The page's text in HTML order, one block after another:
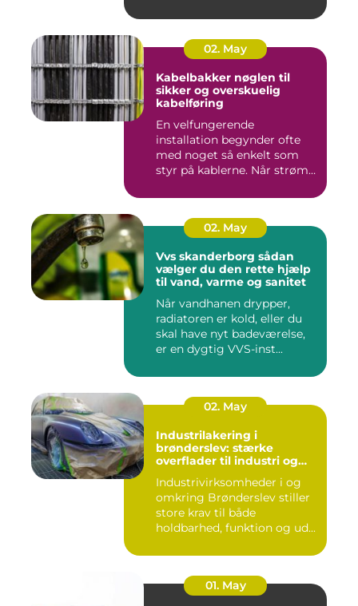
02. May
Kabelbakker nøglen til
sikker og overskuelig
kabelføring
En velfungerende
installation begynder ofte
med noget så enkelt som
styr på kablerne. Når strøm-,
02. May
Vvs skanderborg sådan
vælger du den rette hjælp
til vand, varme og sanitet
Når vandhanen drypper,
radiatoren er kold, eller du
skal have nyt badeværelse,
er en dygtig VVS-inst...
02. May
Industrilakering i
brønderslev: stærke
overflader til industri og
Industrivirksomheder i og
omkring Brønderslev stiller
store krav til både
holdbarhed, funktion og ud...
01. May